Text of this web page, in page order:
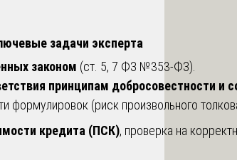
задачи эксперта
законом (ст. 5, 7 ФЗ №353-ФЗ).
принципам добросовестности и
формулировок (риск произвольного
кредита (ПСК), проверка на